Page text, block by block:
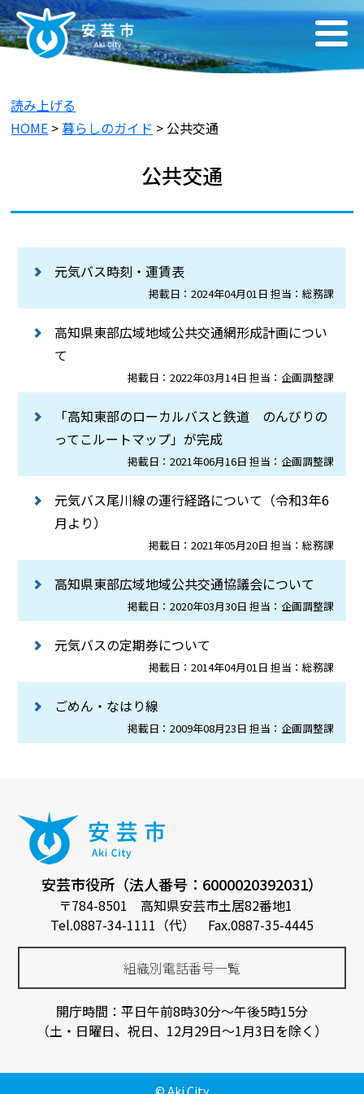
読み上げる
HOME >暮らしのガイド > 公共交通
公共交通
元気バス時刻・運賃表
掲載日：2024年04月01日 担当：総務課
高知県東部広域地域公共交通網形成計画につい
て
掲載日：2022年03月14日 担当：企画調整課
「高知東部のローカルバスと鉄道 のんびりの
ってこルートマップ」が完成
掲載日：2021年06月16日 担当：企画調整課
元気バス尾川線の運行経路について（令和3年6
月より）
掲載日：2021年05月20日 担当：総務課
高知県東部広域地域公共交通協議会について
掲載日：2020年03月30日 担当：企画調整課
元気バスの定期券について
掲載日：2014年04月01日 担当：総務課
ごめん・なはり線
掲載日：2009年08月23日 担当：企画調整課
安芸市役所（法人番号：6000020392031）
〒784-8501 高知県安芸市土居82番地1
Tel.0887-34-1111（代） Fax.0887-35-4445
組織別電話番号一覧
開庁時間：平日午前8時30分～午後5時15分
（土・日曜日、祝日、12月29日～1月3日を除く）
© Aki City